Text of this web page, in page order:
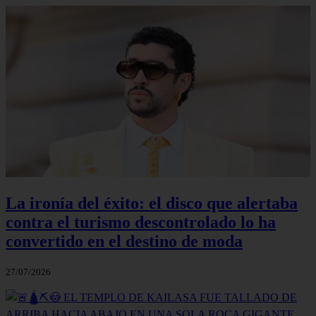
La ironía del éxito: el disco que alertaba
contra el turismo descontrolado lo ha
convertido en el destino de moda
27/07/2026